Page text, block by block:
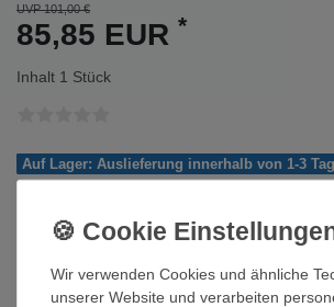
UVP 101,00 €
85,85 EUR *
Inhalt 1 Stück
Auf Lager: Auslieferung innerhalb von 1-3
In den
Wir verwenden Cookies und ähnliche
unserer Website und verarbeiten